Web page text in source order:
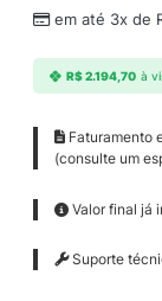
em até 3x de
R$2.194,70 à
Faturamento
(consulte um
Valor final já
Suporte